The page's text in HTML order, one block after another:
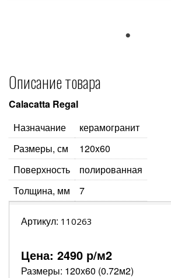
Описание товара
Calacatta Regal
Назначание
керамогранит
Размеры, см
120x60
Поверхность
полированная
Толщина, мм
7
Артикул: 110263
Цена: 2490 р/м2
Размеры: 120х60 (0.72м2)